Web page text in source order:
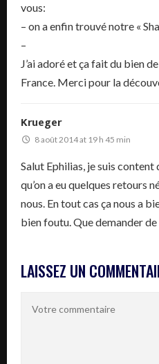
vous:
– on a enfin trouvé notre «
–
J’ai adoré et ça fait du bien
France. Merci pour la
Krueger
8 août 2014 at 19 h 45 min
Salut Ephilias, je suis content
qu’on a eu quelques retours
nous. En tout cas ça nous a
bien foutu. Que demander de
LAISSEZ UN